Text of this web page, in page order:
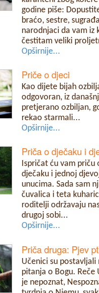
godine piše:
braćo, sestre,
narodnjaci da vam iz
čestitam veliki
Opširnije...
Priče o djeci
Kao dijete bijah
odgovoran, iz
pretjerano ozbiljan,
rekao starmali...
Opširnije...
Priča o dječaku i
Ispričat ću vam priču
dječaku i jednoj
unucima. Sada sam
čuvalica i teta
roditelji održavaju
drugoj sobi...
Opširnije...
Priča druga: Pjev
Učenici su postavljali
pitanja o Bogu. Reče
je nepoznat,